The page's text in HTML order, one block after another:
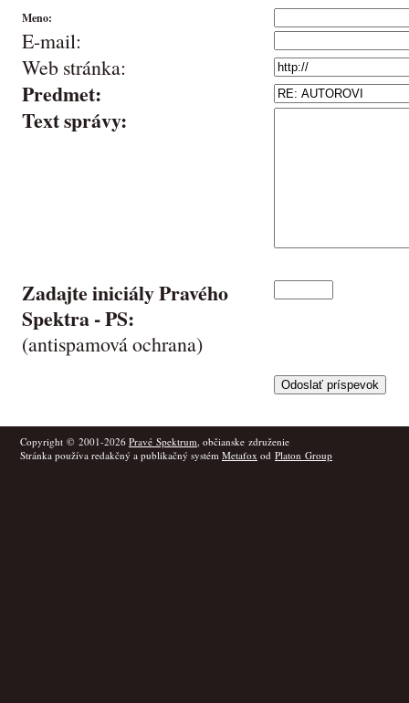
Meno:
E-mail:
Web stránka:
Predmet:
Text správy:
Zadajte iniciály Pravého
Spektra -PS:
(antispamová ochrana)
Copyright © 2001-2026 Pravé Spektrum, občianske združenie
Stránka používa redakčný a publikačný systém Metafox od Platon Group